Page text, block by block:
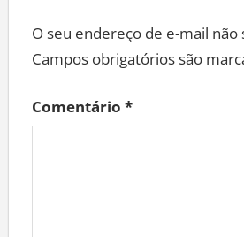
O seu endereço de e-mail não
Campos obrigatórios são
Comentário *